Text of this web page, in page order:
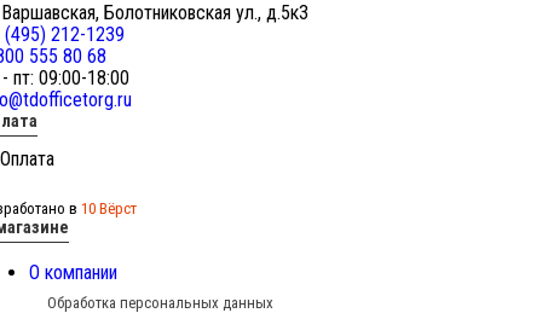
Болотниковская ул., д.5к3
(495) 212-1239
555 80 68
пт: 09:00-18:00
в 10 Вёрст
О компании
Обработка персональных данных